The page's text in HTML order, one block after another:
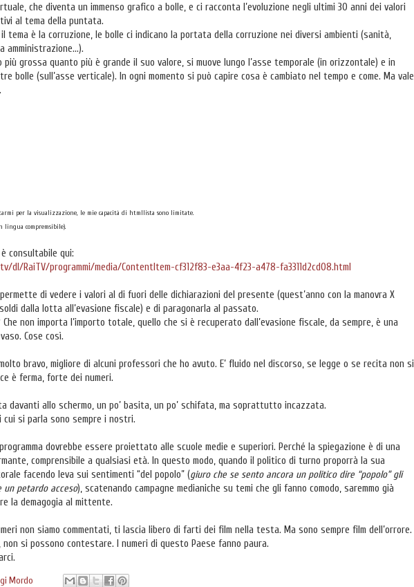
che diventa un immenso grafico a bolle, e ci racconta l’evoluzione negli ultimi 30 anni dei valori
al tema della puntata.
il tema è la corruzione, le bolle ci indicano la portata della corruzione nei diversi ambienti (sanità,
amministrazione…).
più grossa quanto più è grande il suo valore, si muove lungo l’asse temporale (in orizzontale) e in
bolle (sull’asse verticale). In ogni momento si può capire cosa è cambiato nel tempo e come. Ma vale
per la visualizzazione, le mie capacità di htmllista sono limitate.
lingua compremsibile).
consultabile qui:
dl/RaiTV/programmi/media/ContentItem-cf312f83-e3aa-4f23-a478-fa3311d2cd08.html
di vedere i valori al di fuori delle dichiarazioni del presente (quest’anno con la manovra X
dalla lotta all’evasione fiscale) e di paragonarla al passato.
Che non importa l’importo totale, quello che si è recuperato dall’evasione fiscale, da sempre, è una
Cose così.
bravo, migliore di alcuni professori che ho avuto. E’ fluido nel discorso, se legge o se recita non si
è ferma, forte dei numeri.
davanti allo schermo, un po’ basita, un po’ schifata, ma soprattutto incazzata.
cui si parla sono sempre i nostri.
dovrebbe essere proiettato alle scuole medie e superiori. Perché la spiegazione è di una
comprensibile a qualsiasi età. In questo modo, quando il politico di turno proporrà la sua
facendo leva sui sentimenti “del popolo” (giuro che se sento ancora un politico dire “popolo” gli
un petardo acceso), scatenando campagne medianiche su temi che gli fanno comodo, saremmo già
la demagogia al mittente.
non siamo commentati, ti lascia libero di farti dei film nella testa. Ma sono sempre film dell’orrore.
non si possono contestare. I numeri di questo Paese fanno paura.
Mordo